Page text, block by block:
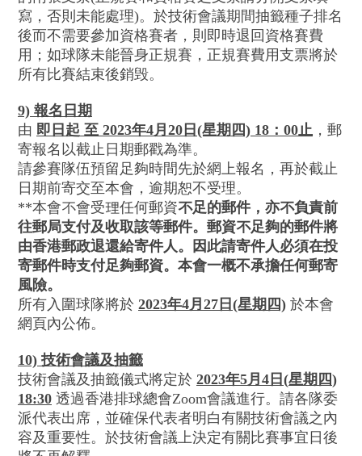
寫，否則未能處理)。於技術會議期間抽籤種子排名
後而不需要參加資格賽者，則即時退回資格賽費
用；如球隊未能晉身正規賽，正規賽費用支票將於
所有比賽結束後銷毁。
9) 報名日期
由 即日起 至 2023年4月20日(星期四) 18：00止 ，郵
寄報名以截止日期郵戳為準。
請參賽隊伍預留足夠時間先於網上報名，再於截止
日期前寄交至本會，逾期恕不受理。
**本會不會受理任何郵資不足的郵件，亦不負責前
往郵局支付及收取該等郵件。郵資不足夠的郵件將
由香港郵政退還給寄件人。因此請寄件人必須在投
寄郵件時支付足夠郵資。本會一概不承擔任何郵寄
風險。
所有入圍球隊將於 2023年4月27日(星期四) 於本會
網頁內公佈。
10) 技術會議及抽籤
技術會議及抽籤儀式將定於 2023年5月 4 日 (星期四)
18:30 透過香港排球總會Zoom會議進行。請各隊委
派代表出席，並確保代表者明白有關技術會議之內
容及重要性。於技術會議上決定有關比賽事宜日後